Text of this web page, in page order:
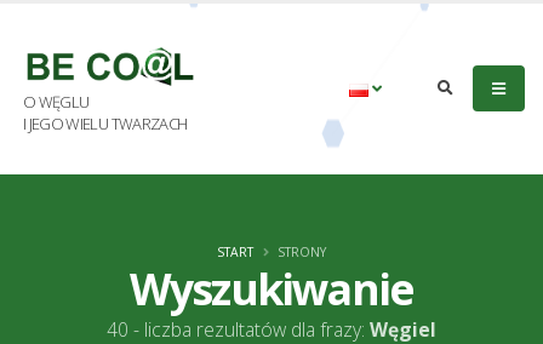
O WĘGLU
I JEGO WIELU TWARZACH
Wyszukiwanie
40 - liczba rezultatów dla frazy: Węgiel
START STRONY